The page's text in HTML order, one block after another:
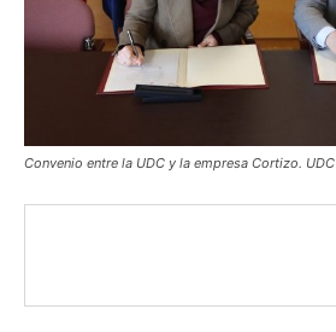
Convenio entre la UDC y la empresa Cortizo. UDC